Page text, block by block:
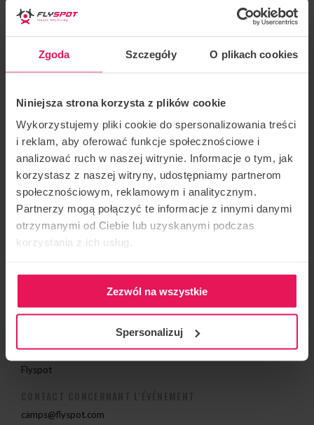
Zgoda Szczegóły O plikach cookies
Niniejsza strona korzysta z plików cookie
Wykorzystujemy pliki cookie do spersonalizowania treści
i reklam, aby oferować funkcje społecznościowe i
analizować ruch w naszej witrynie. Informacje o tym, jak
korzystasz z naszej witryny, udostępniamy partnerom
społecznościowym, reklamowym i analitycznym.
Partnerzy mogą połączyć te informacje z innymi danymi
otrzymanymi od Ciebie lub uzyskanymi podczas
korzystania z ich usług.
Zezwól na wszystkie
Spersonalizuj
sont les bienvenus.
Coaching dynamique et statique. Toutes les sessions
commencent par une préparation physique et mentale
airs. Certains camps sont également consacrés à
l’aspect mental du vol. Le coaching se déroule en 2
langues : anglais ou français.
Si vous souhaitez rejoindre son camp, écrivez-lui :
Courriel :aam.renard@gmail.com
WhatsApp : 0033786357346
ORGANISATEUR DE L'ÉVÉNEMENT
Flyspot
camps@flyspot.com